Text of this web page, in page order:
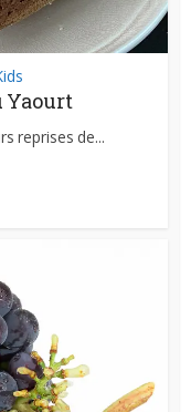
Yaourt
reprises de...